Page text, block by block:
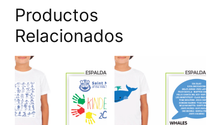
Productos
Relacionados